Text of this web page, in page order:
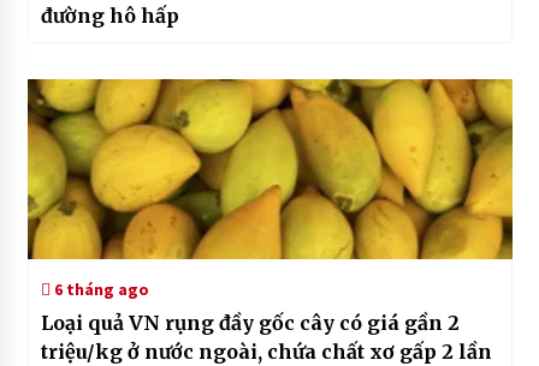
đường hô hấp
6 tháng ago
Loại quả VN rụng đầy gốc cây có giá gần 2
triệu/kg ở nước ngoài, chứa chất xơ gấp 2 lần